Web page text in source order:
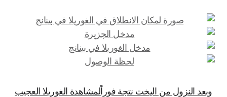
وبعد النزول من اليخت نتجة فوراًلمشاهدة الغوريلا العجيب